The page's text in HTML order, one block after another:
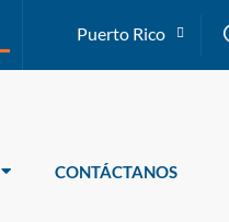
Puerto Rico
CONTÁCTANOS